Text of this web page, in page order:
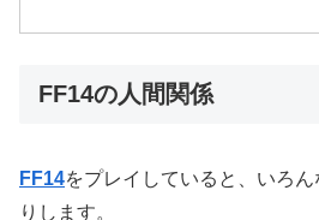
FF14の人間関係
FF14をプレイしていると、いろ
りします。